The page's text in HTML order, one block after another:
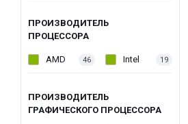
ПРОИЗВОДИТЕЛЬ
ПРОЦЕССОРА
AMD 46 Intel 19
ПРОИЗВОДИТЕЛЬ
ГРАФИЧЕСКОГО ПРОЦЕССОРА